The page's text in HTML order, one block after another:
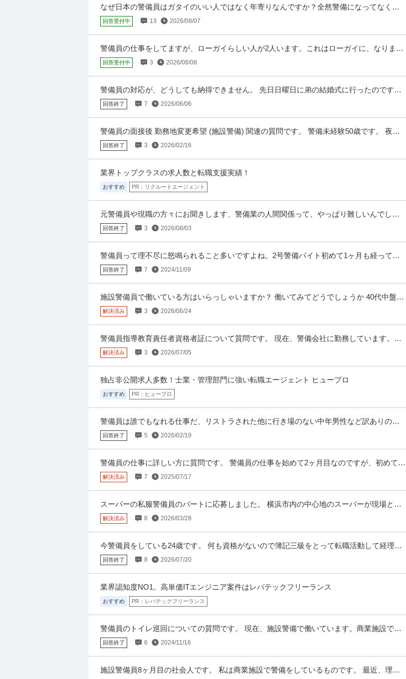
正社員 未経験OK 交通費支給 ミドル活躍中
年収720万円〜820.7万円
看護管理者として、 施設運営・訪問看護・スタッフマネジメントを横断的に担います。 現場に入りながら、 「ど
うすればより良いケア・環境になるか」を考え、形にしていくポジションです。 ◇ ご入居者…続きを見る
提供：株式会社アンビス
電気工事
正社員 未経験OK 交通費支給 学歴不問
月給26.5万円〜50万円
仕事内容：電気工事っていろんな仕事が幅広くあって覚えるのは大変だけど やりがいがあってできたら嬉しいし
提供：有限会社石田電機
タクシースタッフ
西武ハイヤー株式会社
月給21.1万円
ら乗務までの流れ Step①養成期間 まずは普通自動車二種免許の取得からスタート。 最短…続きを見る
マルタケ運輸株式会社
正社員 未経験OK 交通費支給
この求人のPRポイント 安全特化型企業／安全指導課あり／ゆとりあるスケジュール ■休み選択可能 休日数を選べ
るため、「しっかり休みたい」「収入重視で働きたい」どちらも対応可能。 希望休も取りや…続きを見る
高田馬場駅／40代50代ミドル活躍中⇒残業なしの就労支援／kotrio品川支店
コトリオ
正社員 未経験OK 交通費支給
月給24万円〜40万円
【ポイント】 【正社員募集】人間関係良好◎日勤のみで夜勤なし！ 担当者イチオシのお仕事先をご紹介します♪
【交通アクセス】 最寄り駅：高田馬場駅（ガソリン代含め交通費全額支給） 【勤務時間】
軽車両ドライバー／食品配送／3：00～13：00勤務で日中フリー／AT普通免許OK
TAKAIDOクールフロー株式会社
この求人のPRポイント ＼軽車両からのキャリアアップも可能／ 3:00～13:00勤務、残業なし、早朝は渋滞なしで
スムーズ お昼には退社できるので、午後の時間を自由に使える 職場から徒歩30秒
大学病院の資材課で事務スタッフ／備品発注や専用システムへの入力等の一般
株式会社ビッグアビリティ
派遣社員 未経験OK 交通費支給 ミドル活躍中
時給1,700円
■こんなお仕事です！ 【年齢不問の事務スタッフ募集！】★大山駅から商店街を抜けて通勤♪自転車OK！★ 大学病
院で「一般事務」＠備品発注、検品、入力など ＜基本残業なし／年末年始休あり／食堂あり
提供：株式会社ビッグアビリティ
なぜ日本の警備員はガタイのいい人ではなく年寄りなんですか？全然警備になってなくな
いですか？
回答受付中 13 2026/08/07
警備員の仕事をしてますが、ローガイらしい人が2人います。これはローガイに、なります
か？ 高齢なAさん→頻繁にお節介したがる。 高齢なBさん→話をしている...
回答受付中 3 2026/08/08
警備員の対応が、どうしても納得できません。 先日日曜日に弟の結婚式に行ったのですが
結婚式の帰りに乗っていた飛行機が大幅に遅れてしまい、空港に到着したのが終電ギリギ
リの時間になりました。
回答終了 7 2026/06/06
警備員の面接後 勤務地変更希望 (施設警備) 関連の質問です。 警備未経験50歳です。 夜勤
のみ希望提出でしたが面接時に「ここの現場は夜勤だけは難かしい...
回答終了 3 2026/02/16
業界トップクラスの求人数と転職支援実績！
おすすめ PR：リクルートエージェント
元警備員や現職の方々にお聞きします、警備業の人間関係って、やっぱり難しいんでしょ
うか？ 回答お願いします
回答終了 3 2026/08/03
警備員って理不尽に怒鳴られること多いですよね。2号警備バイト初めて1ヶ月も経ってな
いんですが、メンタル弱いせいで落ち込んでます。 通行止めの現場に行きまし...
回答終了 7 2024/11/09
施設警備員で働いている方はいらっしゃいますか？ 働いてみてどうでしょうか 40代中盤の
男性で営業職ですが 施設警備職に興味があります。 今までずっと営業...
解決済み 3 2026/06/24
警備員指導教育責任者資格者証について質問です。 現在、警備会社に勤務しています。入
社2ヶ月目です。 将来のことも考えて、「警備員指導教育責任者資格者証」...
解決済み 3 2026/07/05
独占非公開求人多数！士業・管理部門に強い転職エージェント ヒュープロ
おすすめ PR：ヒュープロ
警備員は誰でもなれる仕事だ、リストラされた他に行き場のない中年男性など訳ありの人
間ばかりの仕事だとか言われてるイメージがありますが、最終学歴が特別支援学校高等部
ではさすがに雇って貰えないでしょうか?
回答終了 5 2026/02/19
警備員の仕事に詳しい方に質問です。 警備員の仕事を始めて2ヶ月目なのですが、初めて1
人勤務での現場に配属されました。その現場の会社は上場途中の中小企業だっ...
解決済み 7 2025/07/17
スーパーの私服警備員のパートに応募しました。 横浜市内の中心地のスーパーが現場とな
り、自宅から近いので応募しました。 すると担当者らしき方から電話が来て、...
解決済み 8 2026/03/28
今警備員をしている24歳です。 何も資格がないので簿記三級をとって転職活動して経理系
の事務に進むか、インフラエンジニアを目指して未経験採用のある会社に入り...
回答終了 8 2026/07/20
業界認知度NO1。高単価ITエンジニア案件はレバテックフリーランス
おすすめ PR：レバテックフリーランス
警備員のトイレ巡回についての質問です。 現在、施設警備で働いています。商業施設では
なく、オフィスビルですね。 そこで、トイレ巡回について少し意見がわれて...
回答終了 6 2024/11/16
施設警備員8ヶ月目の社会人です。 私は商業施設で警備をしているものです。 最近、理不